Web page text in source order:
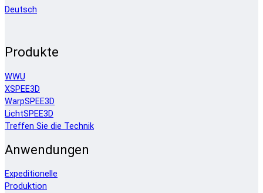
Deutsch
Produkte
WWU
XSPEE3D
WarpSPEE3D
LichtSPEE3D
Treffen Sie die Technik
Anwendungen
Expeditionelle
Produktion